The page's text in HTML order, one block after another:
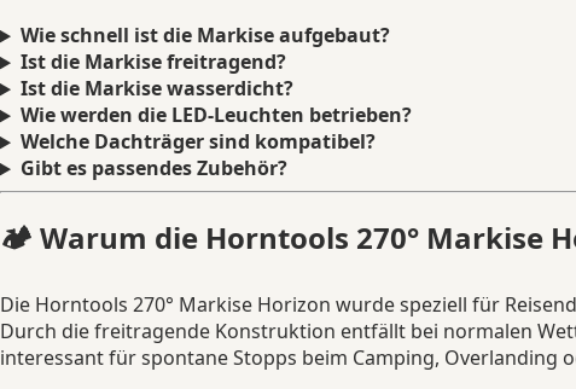
Wie schnell ist die Markise aufgebaut?
Ist die Markise freitragend?
Ist die Markise wasserdicht?
Wie werden die LED-Leuchten betrieben?
Welche Dachträger sind kompatibel?
Gibt es passendes Zubehör?
🏕️ Warum die Horntools 270° Markise
Die Horntools 270° Markise Horizon wurde speziell für
Durch die freitragende Konstruktion entfällt bei normalen
interessant für spontane Stopps beim Camping, Overlanding